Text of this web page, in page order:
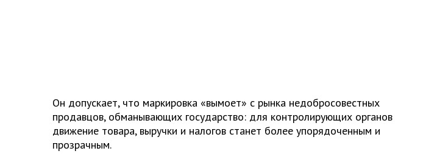
Он допускает, что маркировка «вымоет» с рынка недобросовестных
продавцов, обманывающих государство: для контролирующих органов
движение товара, выручки и налогов станет более упорядоченным и
прозрачным.